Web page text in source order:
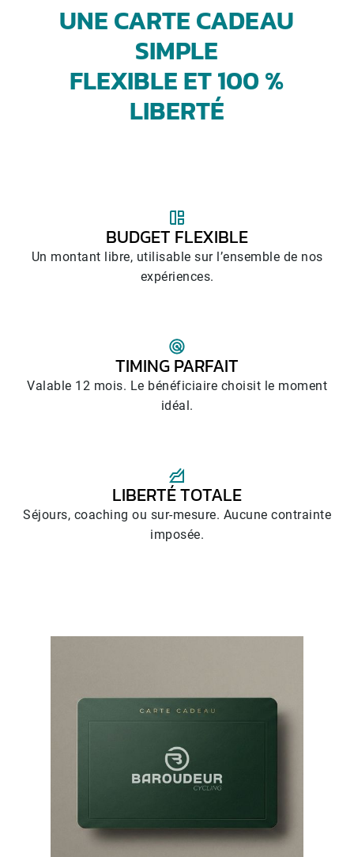
UNE CARTE CADEAU
SIMPLE
FLEXIBLE ET 100 %
LIBERTÉ
BUDGET FLEXIBLE
Un montant libre, utilisable sur l’ensemble de nos
expériences.
TIMING PARFAIT
Valable 12 mois. Le bénéficiaire choisit le moment
idéal.
LIBERTÉ TOTALE
Séjours, coaching ou sur-mesure. Aucune contrainte
imposée.